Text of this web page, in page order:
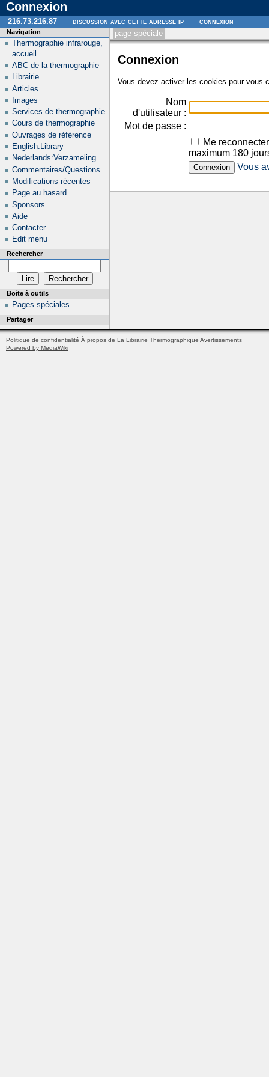
Connexion
page spéciale
Connexion
Vous devez activer les cookies pour vous
Nom
d'utilisateur :
Mot de passe :
Me
maximum 180
Vous
Navigation
Thermographie infrarouge,
accueil
ABC de la thermographie
Librairie
Articles
Images
Services de thermographie
Cours de thermographie
Ouvrages de référence
English:Library
Nederlands:Verzameling
Commentaires/Questions
Modifications récentes
Page au hasard
Sponsors
Aide
Contacter
Edit menu
Rechercher
Boîte à outils
Pages spéciales
Partager
216.73.216.87 discussion avec cette adresse ip connexion
Politique de confidentialité À propos de La Librairie Thermographique Avertissements
Powered by MediaWiki